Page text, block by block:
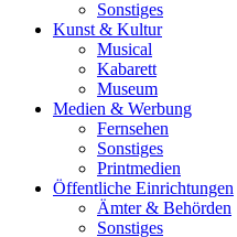
Sonstiges
Kunst & Kultur
Musical
Kabarett
Museum
Medien & Werbung
Fernsehen
Sonstiges
Printmedien
Öffentliche Einrichtungen
Ämter & Behörden
Sonstiges